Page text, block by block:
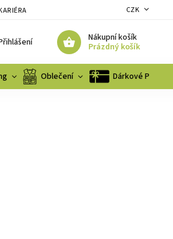
CZK
Nákupní košík
Prázdný košík
Oblečení Dárkové